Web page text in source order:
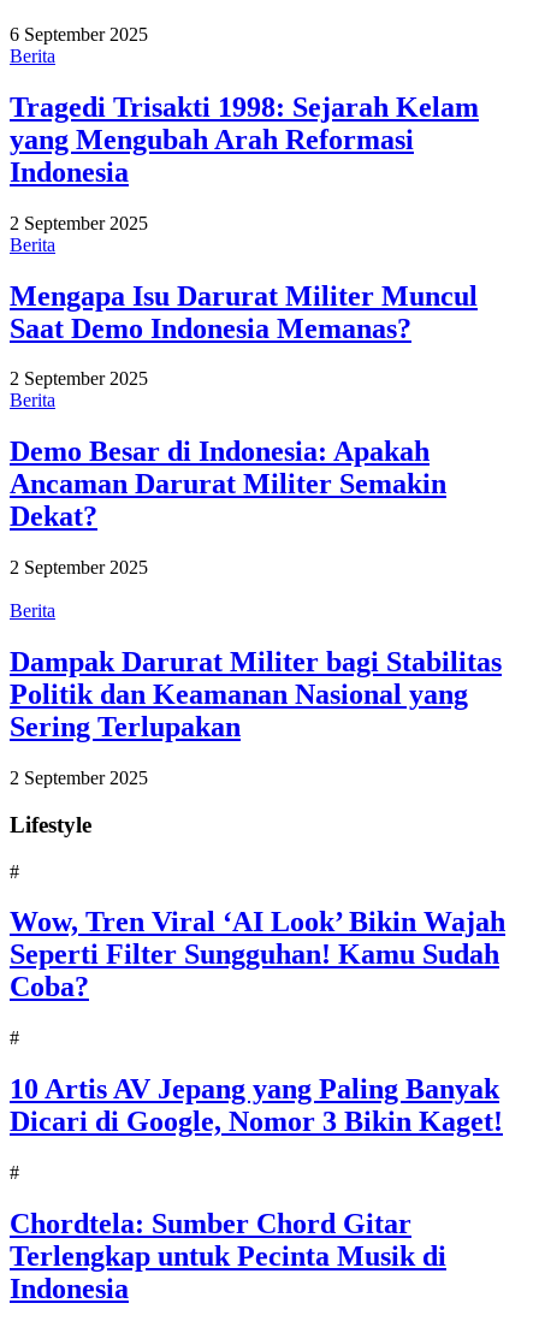
6 September 2025
Berita
Tragedi Trisakti 1998: Sejarah Kelam
yang Mengubah Arah Reformasi
Indonesia
2 September 2025
Berita
Mengapa Isu Darurat Militer Muncul
Saat Demo Indonesia Memanas?
2 September 2025
Berita
Demo Besar di Indonesia: Apakah
Ancaman Darurat Militer Semakin
Dekat?
2 September 2025
Berita
Dampak Darurat Militer bagi Stabilitas
Politik dan Keamanan Nasional yang
Sering Terlupakan
2 September 2025
Lifestyle
#
Wow, Tren Viral ‘AI Look’ Bikin Wajah
Seperti Filter Sungguhan! Kamu Sudah
Coba?
#
10 Artis AV Jepang yang Paling Banyak
Dicari di Google, Nomor 3 Bikin Kaget!
#
Chordtela: Sumber Chord Gitar
Terlengkap untuk Pecinta Musik di
Indonesia